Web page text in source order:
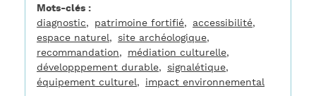
Mots-clés
diagnostic
patrimoine fortifié
accessibilité
espace naturel
site archéologique
recommandation
médiation culturelle
développpement durable
signalétique
équipement culturel
impact environnemental